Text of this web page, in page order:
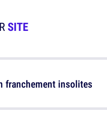
SITE
franchement insolites